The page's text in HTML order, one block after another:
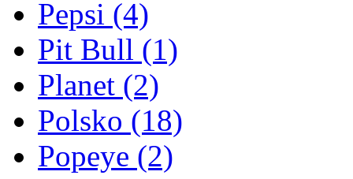
Pepsi (4)
Pit Bull (1)
Planet (2)
Polsko (18)
Popeye (2)